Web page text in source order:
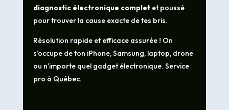
diagnostic électronique completet poussé
pour trouver la cause exacte de tes bris.
Résolution rapide et efficace assurée ! On
s’occupe de ton iPhone, Samsung, laptop, drone
ou n’importe quel gadget électronique. Service
pro à Québec.